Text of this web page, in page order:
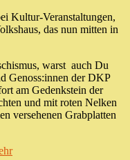
Kultur-Veranstaltungen,
das nun mitten in
warst auch Du
Genoss:innen der DKP
am Gedenkstein der
und mit roten Nelken
versehenen Grabplatten